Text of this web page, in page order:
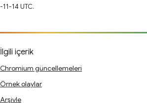
14 UTC.
İlgili içerik
Chromium güncellemeleri
Örnek olaylar
Arşivle